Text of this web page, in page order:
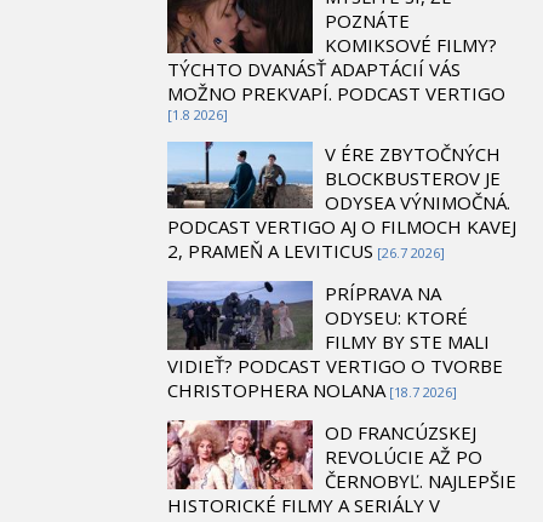
POZNÁTE
KOMIKSOVÉ FILMY?
TÝCHTO DVANÁSŤ ADAPTÁCIÍ VÁS
MOŽNO PREKVAPÍ. PODCAST VERTIGO
[1.8 2026]
V ÉRE ZBYTOČNÝCH
BLOCKBUSTEROV JE
ODYSEA VÝNIMOČNÁ.
PODCAST VERTIGO AJ O FILMOCH KAVEJ
2, PRAMEŇ A LEVITICUS [26.7 2026]
PRÍPRAVA NA
ODYSEU: KTORÉ
FILMY BY STE MALI
VIDIEŤ? PODCAST VERTIGO O TVORBE
CHRISTOPHERA NOLANA [18.7 2026]
OD FRANCÚZSKEJ
REVOLÚCIE AŽ PO
ČERNOBYĽ. NAJLEPŠIE
HISTORICKÉ FILMY A SERIÁLY V